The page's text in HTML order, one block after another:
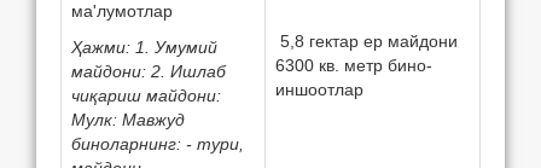
ма'лумотлар
Ҳажми: 1. Умумий
майдони: 2. Ишлаб
чиқариш майдони:
Мулк: Мавжуд
биноларнинг: - тури,
5,8 гектар ер майдони
6300 кв. метр бино-
иншоотлар